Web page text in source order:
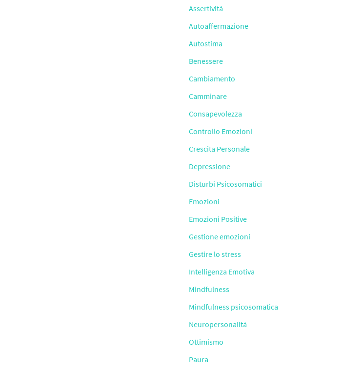
Assertività
Autoaffermazione
Autostima
Benessere
Cambiamento
Camminare
Consapevolezza
Controllo Emozioni
Crescita Personale
Depressione
Disturbi Psicosomatici
Emozioni
Emozioni Positive
Gestione emozioni
Gestire lo stress
Intelligenza Emotiva
Mindfulness
Mindfulness psicosomatica
Neuropersonalità
Ottimismo
Paura